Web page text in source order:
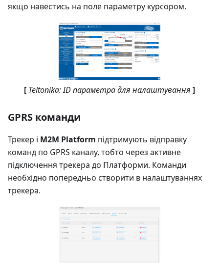
якщо навестись на поле параметру курсором.
[ Teltonika: ID параметра для налаштування ]
GPRS команди
Трекер і M2M Platform підтримують відправку
команд по GPRS каналу, тобто через активне
підключення трекера до Платформи. Команди
необхідно попередньо створити в налаштуваннях
трекера.